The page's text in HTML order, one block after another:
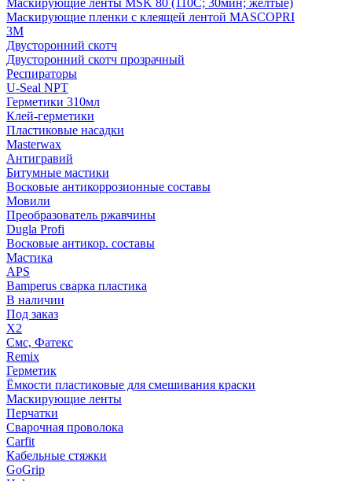
Маскирующие ленты MSK 80 (110С; 30мин; желтые)
Маскирующие пленки с клеящей лентой MASCOPRI
3M
Двусторонний скотч
Двусторонний скотч прозрачный
Респираторы
U-Seal NPT
Герметики 310мл
Клей-герметики
Пластиковые насадки
Masterwax
Антигравий
Битумные мастики
Восковые антикоррозионные составы
Мовили
Преобразователь ржавчины
Dugla Profi
Восковые антикор. составы
Мастика
APS
Bamperus сварка пластика
В наличии
Под заказ
X2
Смс, Фатекс
Remix
Герметик
Ёмкости пластиковые для смешивания краски
Маскирующие ленты
Перчатки
Сварочная проволока
Carfit
Кабельные стяжки
GoGrip